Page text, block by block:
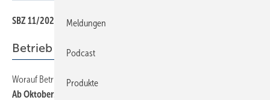
SBZ 11/2022 als PDF
Betrieb + Organisation
Worauf Betriebe beim höheren Mindestlohn achten müssen
Ab Oktober: 12 Euro pro Stunde
Meldungen
Podcast
Produkte